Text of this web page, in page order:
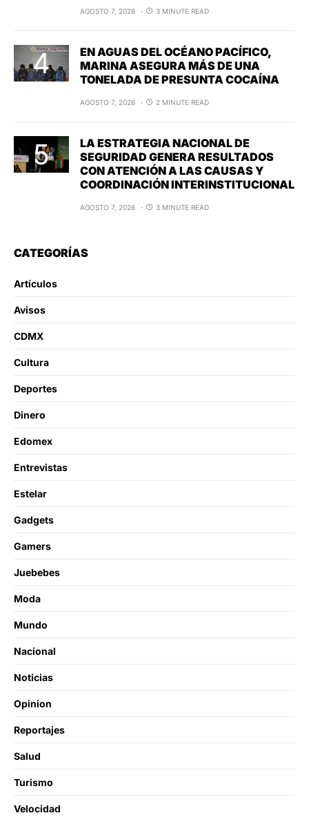
AGOSTO 7, 2026 3 MINUTE READ
EN AGUAS DEL OCÉANO PACÍFICO,
MARINA ASEGURA MÁS DE UNA
TONELADA DE PRESUNTA COCAÍNA
AGOSTO 7, 2026 2 MINUTE READ
LA ESTRATEGIA NACIONAL DE
SEGURIDAD GENERA RESULTADOS
CON ATENCIÓN A LAS CAUSAS Y
COORDINACIÓN INTERINSTITUCIONAL
AGOSTO 7, 2026 3 MINUTE READ
CATEGORÍAS
Artículos
Avisos
CDMX
Cultura
Deportes
Dinero
Edomex
Entrevistas
Estelar
Gadgets
Gamers
Juebebes
Moda
Mundo
Nacional
Noticias
Opinion
Reportajes
Salud
Turismo
Velocidad